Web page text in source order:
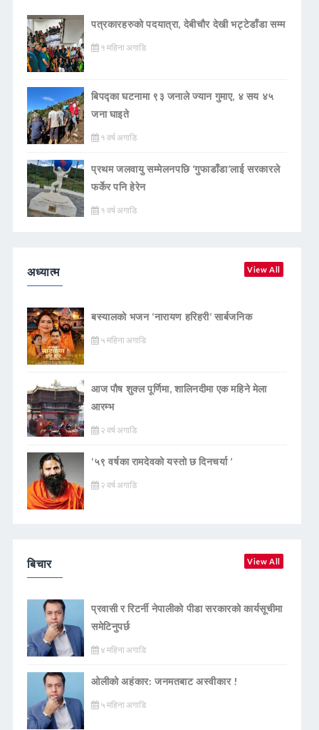
पत्रकारहरुको पदयात्रा, देबीचौर देखी भट्टेडाँडा सम्म
१ महिना अगाडि
बिपद्का घटनामा ९३ जनाले ज्यान गुमाए, ४ सय ४५
जना घाइते
१ वर्ष अगाडि
प्रथम जलवायु सम्मेलनपछि ‘गुफाडाँडा’लाई सरकारले
फर्केर पनि हेरेन
१ वर्ष अगाडि
अध्यात्म View All
बस्यालको भजन ‘नारायण हरिहरी’ सार्बजनिक
५ महिना अगाडि
आज पौष शुक्ल पूर्णिमा, शालिनदीमा एक महिने मेला
आरम्भ
२ वर्ष अगाडि
‘५९ वर्षका रामदेवकाे यस्ताे छ दिनचर्या ’
२ वर्ष अगाडि
बिचार View All
प्रवासी र रिटर्नी नेपालीको पीडा सरकारको कार्यसूचीमा
समेटिनुपर्छ
४ महिना अगाडि
ओलीको अहंकार: जनमतबाट अस्वीकार !
५ महिना अगाडि